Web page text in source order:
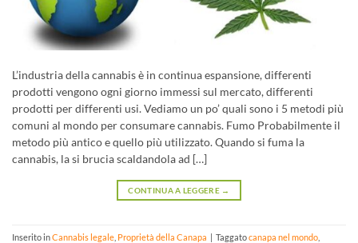
L’industria della cannabis è in continua espansione, differenti
prodotti vengono ogni giorno immessi sul mercato, differenti
prodotti per differenti usi. Vediamo un po’ quali sono i 5 metodi più
comuni al mondo per consumare cannabis. Fumo Probabilmente il
metodo più antico e quello più utilizzato. Quando si fuma la
cannabis, la si brucia scaldandola ad […]
CONTINUA A LEGGERE →
Inserito inCannabis legale Proprietà della Canapa | Taggatocanapa nel mondo